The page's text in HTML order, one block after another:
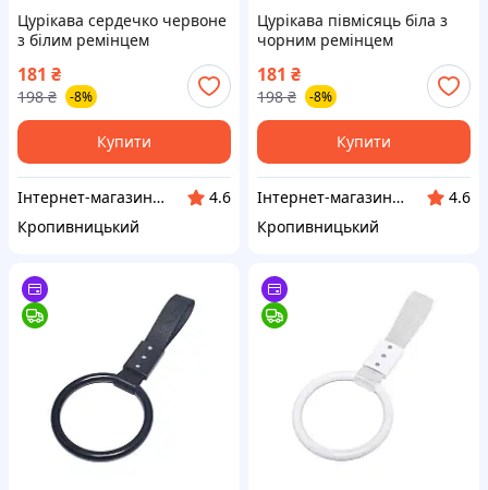
Цурікава сердечко червоне
з білим ремінцем
(японський поручень JDM)
(вр-во Завод) CH
181 ₴
198 ₴ -8%
Купити
Інтернет-магазин "Запчастинки"
4.6
Кропивницький
Цурікава півмісяць біла з
чорним ремінцем
(японський поручень JDM)
(вр-во Завод) CH
181 ₴
198 ₴ -8%
Купити
Інтернет-магазин "Запчастинки"
4.6
Кропивницький